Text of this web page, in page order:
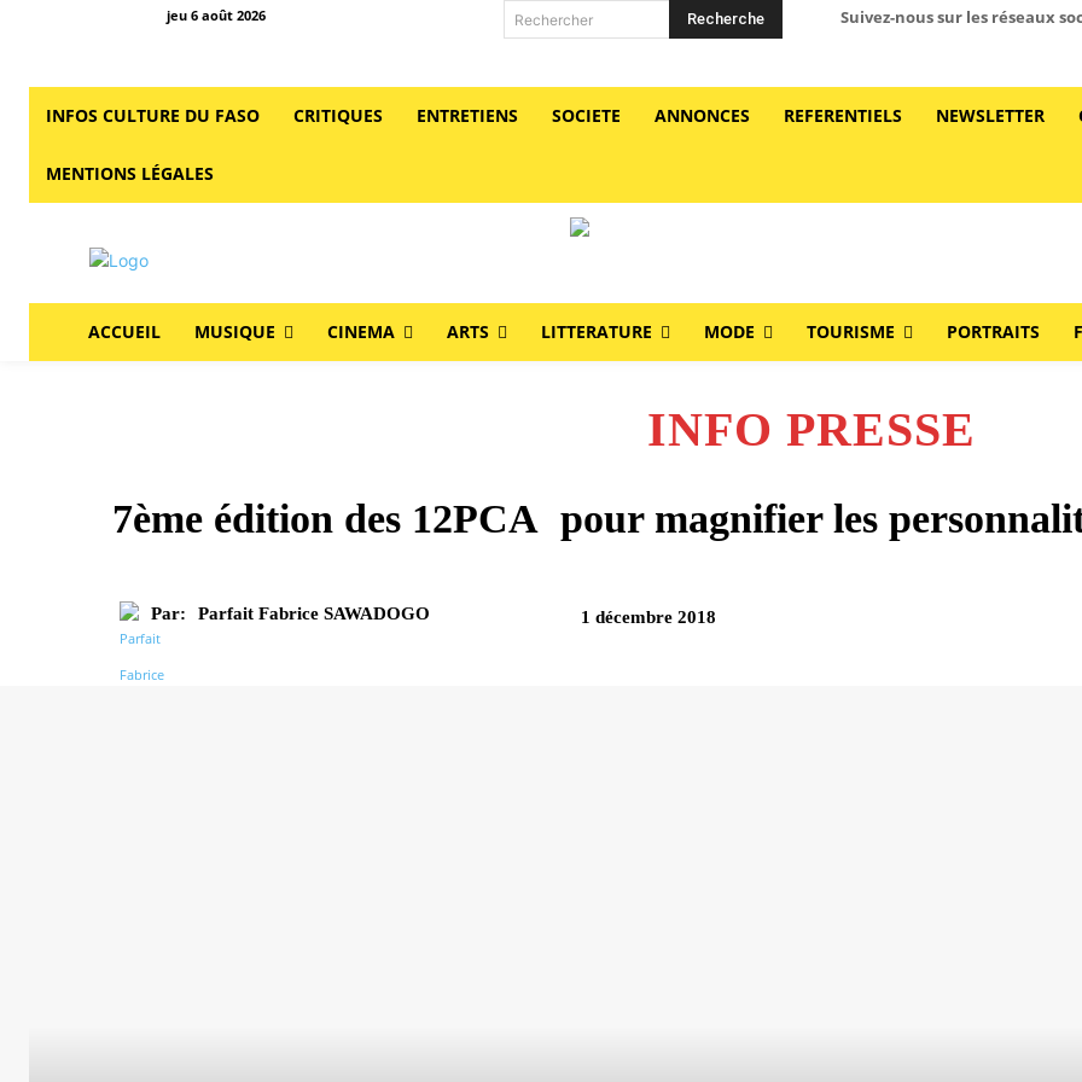
jeu 6 août 2026 Rechercher Recherche Suivez-nous sur les réseaux
INFOS CULTURE DU FASO CRITIQUES ENTRETIENS SOCIETE ANNONCES REFERENTIELS NEWSLETTER
MENTIONS LÉGALES
ACCUEIL MUSIQUE CINEMA ARTS LITTERATURE MODE TOURISME PORTRAITS
INFO PRESSE
7ème édition des 12PCA pour magnifier les
Par: Parfait Fabrice SAWADOGO 1 décembre 2018